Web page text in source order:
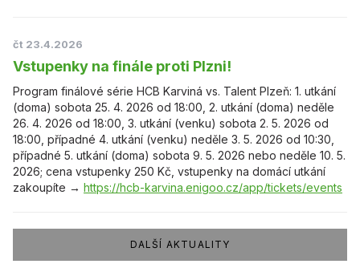
čt 23.4.2026
Vstupenky na finále proti Plzni!
Program finálové série HCB Karviná vs. Talent Plzeň: 1. utkání
(doma) sobota 25. 4. 2026 od 18:00, 2. utkání (doma) neděle
26. 4. 2026 od 18:00, 3. utkání (venku) sobota 2. 5. 2026 od
18:00, případné 4. utkání (venku) neděle 3. 5. 2026 od 10:30,
případné 5. utkání (doma) sobota 9. 5. 2026 nebo neděle 10. 5.
2026; cena vstupenky 250 Kč, vstupenky na domácí utkání
zakoupíte → https://hcb-karvina.enigoo.cz/app/tickets/events
DALŠÍ AKTUALITY